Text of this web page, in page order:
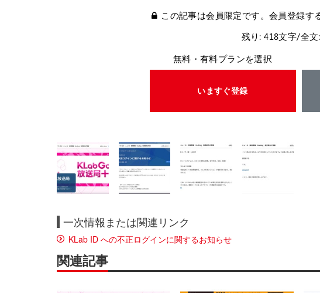
この記事は会員限定です。会員登録す
残り: 418文字/全
無料・有料プランを選択
いますぐ登録
一次情報または関連リンク
KLab ID への不正ログインに関するお知らせ
関連記事